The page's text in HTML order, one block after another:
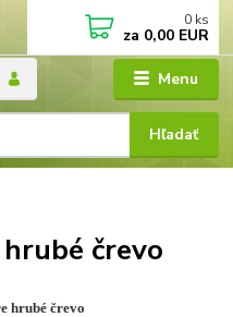
Menu
Hľadať
0 ks
za 0,00 EUR
črevo
hrubé črevo